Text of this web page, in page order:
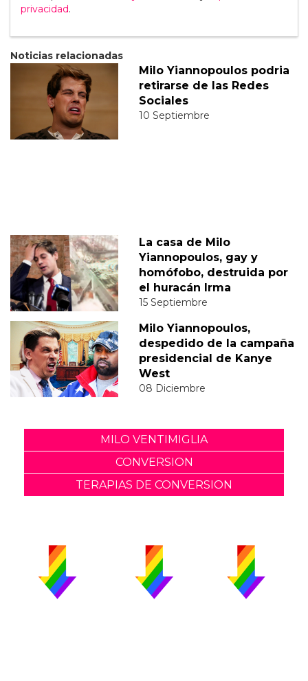
privacidad.
Noticias relacionadas
Milo Yiannopoulos podria
retirarse de las Redes
Sociales
10 Septiembre
La casa de Milo
Yiannopoulos, gay y
homófobo, destruida por
el huracán Irma
15 Septiembre
Milo Yiannopoulos,
despedido de la campaña
presidencial de Kanye
West
08 Diciembre
MILO VENTIMIGLIA
CONVERSION
TERAPIAS DE CONVERSION